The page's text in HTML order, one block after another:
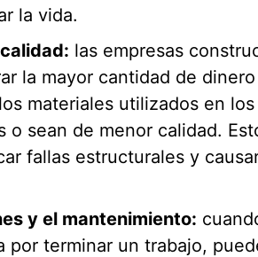
la vida.
las empresas
la mayor cantidad de
materiales utilizados en
o sean de menor calidad.
fallas estructurales y
y el mantenimiento:
por terminar un trabajo,